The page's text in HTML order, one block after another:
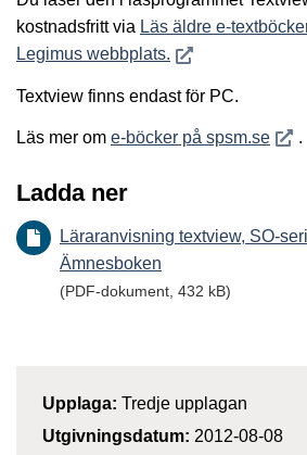
kostnadsfritt via Läs äldre e-
Legimus webbplats. Öppnas i nytt
Textview finns endast för PC.
Läs mer om e-böcker på spsm.se .
Ladda ner
Läraranvisning textview, SO-
Ämnesboken
(PDF-dokument, 432 kB)
Upplaga: Tredje upplagan
Utgivningsdatum: 2012-08-08